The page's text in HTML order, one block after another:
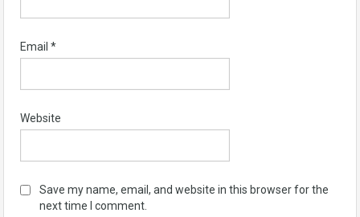
Email *
Website
Save my name, email, and website in this browser for the
next time I comment.